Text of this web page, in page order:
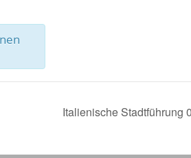
Italienische Stadtführung